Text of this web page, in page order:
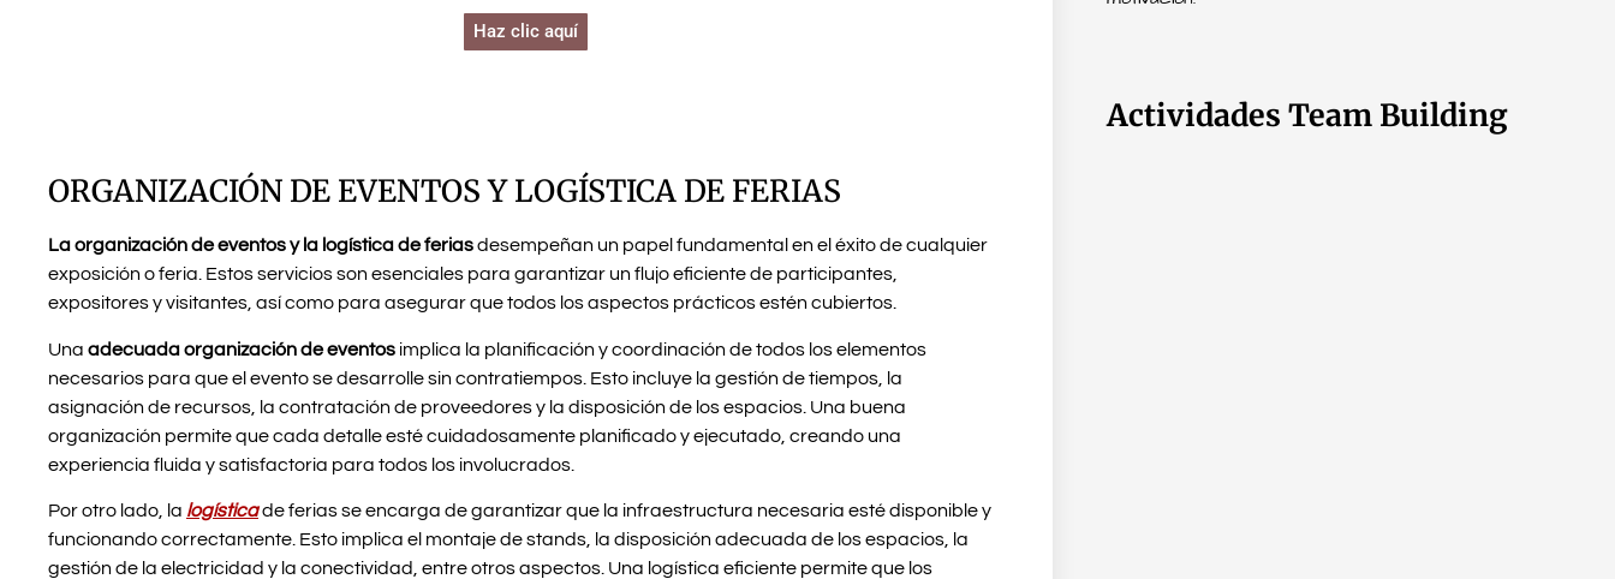
Haz clic aquí
ORGANIZACIÓN DE EVENTOS Y LOGÍSTICA DE FERIAS
La organización de eventos y la logística de feriasdesempeñan un papel fundamental en el éxito de cualquier
exposición o feria. Estos servicios son esenciales para garantizar un flujo eficiente de participantes,
expositores y visitantes, así como para asegurar que todos los aspectos prácticos estén cubiertos.
Una adecuada organización de eventos implica la planificación y coordinación de todos los elementos
necesarios para que el evento se desarrolle sin contratiempos. Esto incluye la gestión de tiempos, la
asignación de recursos, la contratación de proveedores y la disposición de los espacios. Una buena
organización permite que cada detalle esté cuidadosamente planificado y ejecutado, creando una
experiencia fluida y satisfactoria para todos los involucrados.
Por otro lado, la logísticade ferias se encarga de garantizar que la infraestructura necesaria esté disponible y
funcionando correctamente. Esto implica el montaje de stands, la disposición adecuada de los espacios, la
gestión de la electricidad y la conectividad, entre otros aspectos. Una logística eficiente permite que los
Actividades Team Building